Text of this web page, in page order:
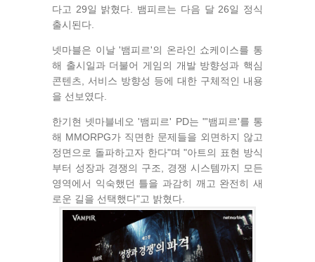
다고 29일 밝혔다. 뱀피르는 다음 달 26일 정식
출시된다.
넷마블은 이날 '뱀피르'의 온라인 쇼케이스를 통
해 출시일과 더불어 게임의 개발 방향성과 핵심
콘텐츠, 서비스 방향성 등에 대한 구체적인 내용
을 선보였다.
한기현 넷마블네오 '뱀피르' PD는 "'뱀피르'를 통
해 MMORPG가 직면한 문제들을 외면하지 않고
정면으로 돌파하고자 한다"며 "아트의 표현 방식
부터 성장과 경쟁의 구조, 경쟁 시스템까지 모든
영역에서 익숙했던 틀을 과감히 깨고 완전히 새
로운 길을 선택했다"고 밝혔다.